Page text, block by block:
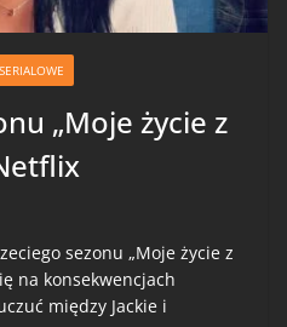
„Moje życie z
sezonu „Moje życie z
na konsekwencjach
między Jackie i